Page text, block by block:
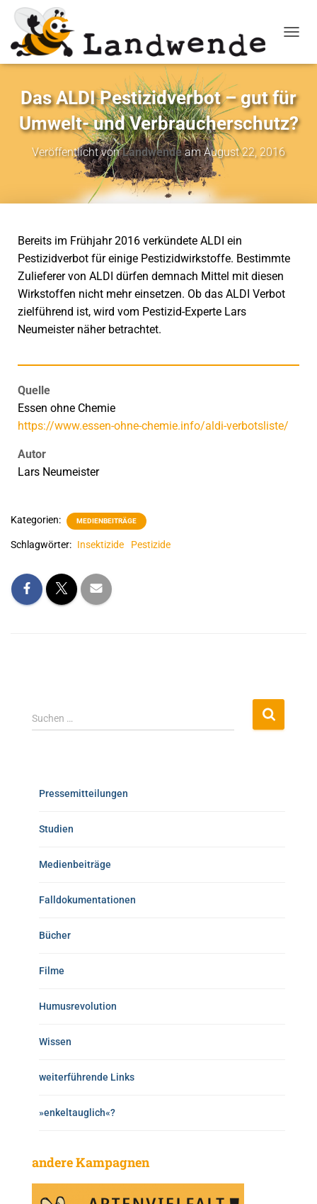
Das ALDI Pestizidverbot – gut für
Umwelt- und Verbraucherschutz?
Veröffentlicht vonLandwendeamAugust 22, 2016
Bereits im Frühjahr 2016 verkündete ALDI ein
Pestizidverbot für einige Pestizidwirkstoffe. Bestimmte
Zulieferer von ALDI dürfen demnach Mittel mit diesen
Wirkstoffen nicht mehr einsetzen. Ob das ALDI Verbot
zielführend ist, wird vom Pestizid-Experte Lars
Neumeister näher betrachtet.
Quelle
Essen ohne Chemie
https://www.essen-ohne-chemie.info/aldi-verbotsliste/
Autor
Lars Neumeister
Kategorien: MEDIENBEITRÄGE
Schlagwörter: Insektizide Pestizide
Suchen …
Pressemitteilungen
Studien
Medienbeiträge
Falldokumentationen
Bücher
Filme
Humusrevolution
Wissen
weiterführende Links
»enkeltauglich«?
andere Kampagnen